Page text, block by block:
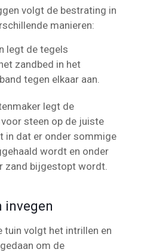
volgt de bestrating in
manieren:
legt de tegels
zandbed in het
tegen elkaar aan.
legt de
steen op de juiste
in dat er onder sommige
wordt en onder
zand bijgestopt wordt.
invegen
tuin volgt het intrillen en
om de